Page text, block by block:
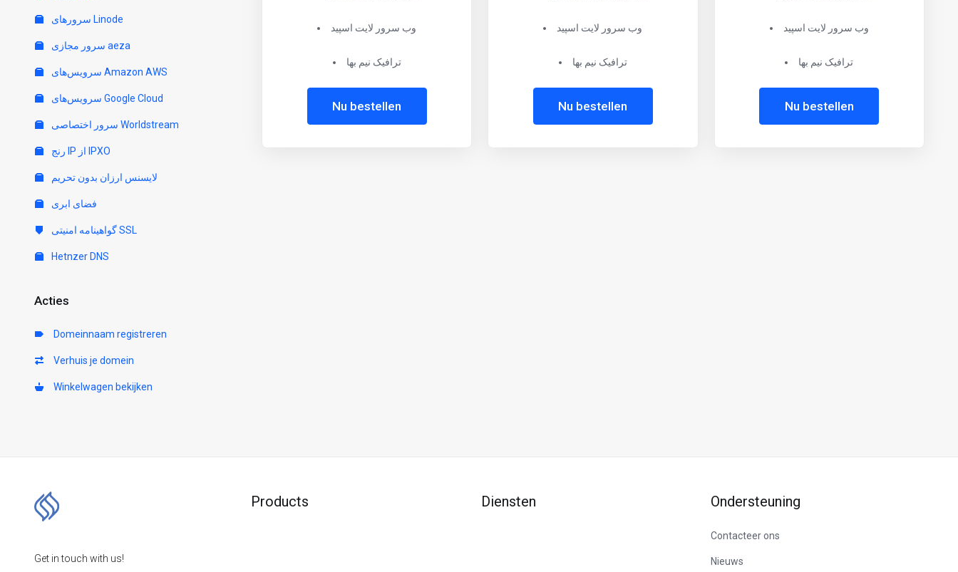
سرورهای Linode
سرور مجازی aeza
سرویس‌های Amazon AWS
سرویس‌های Google Cloud
سرور اختصاصی Worldstream
رنج IP از IPXO
لایسنس ارزان بدون تحریم
فضای ابری
گواهینامه امنیتی SSL
Hetnzer DNS
Acties
Domeinnaam registreren
Verhuis je domein
Winkelwagen bekijken
وب سرور لایت اسپید
ترافیک نیم بها
Nu bestellen
وب سرور لایت اسپید
ترافیک نیم بها
Nu bestellen
وب سرور لایت اسپید
ترافیک نیم بها
Nu bestellen
Get in touch with us!
Products Diensten Ondersteuning
Contacteer ons
Nieuws